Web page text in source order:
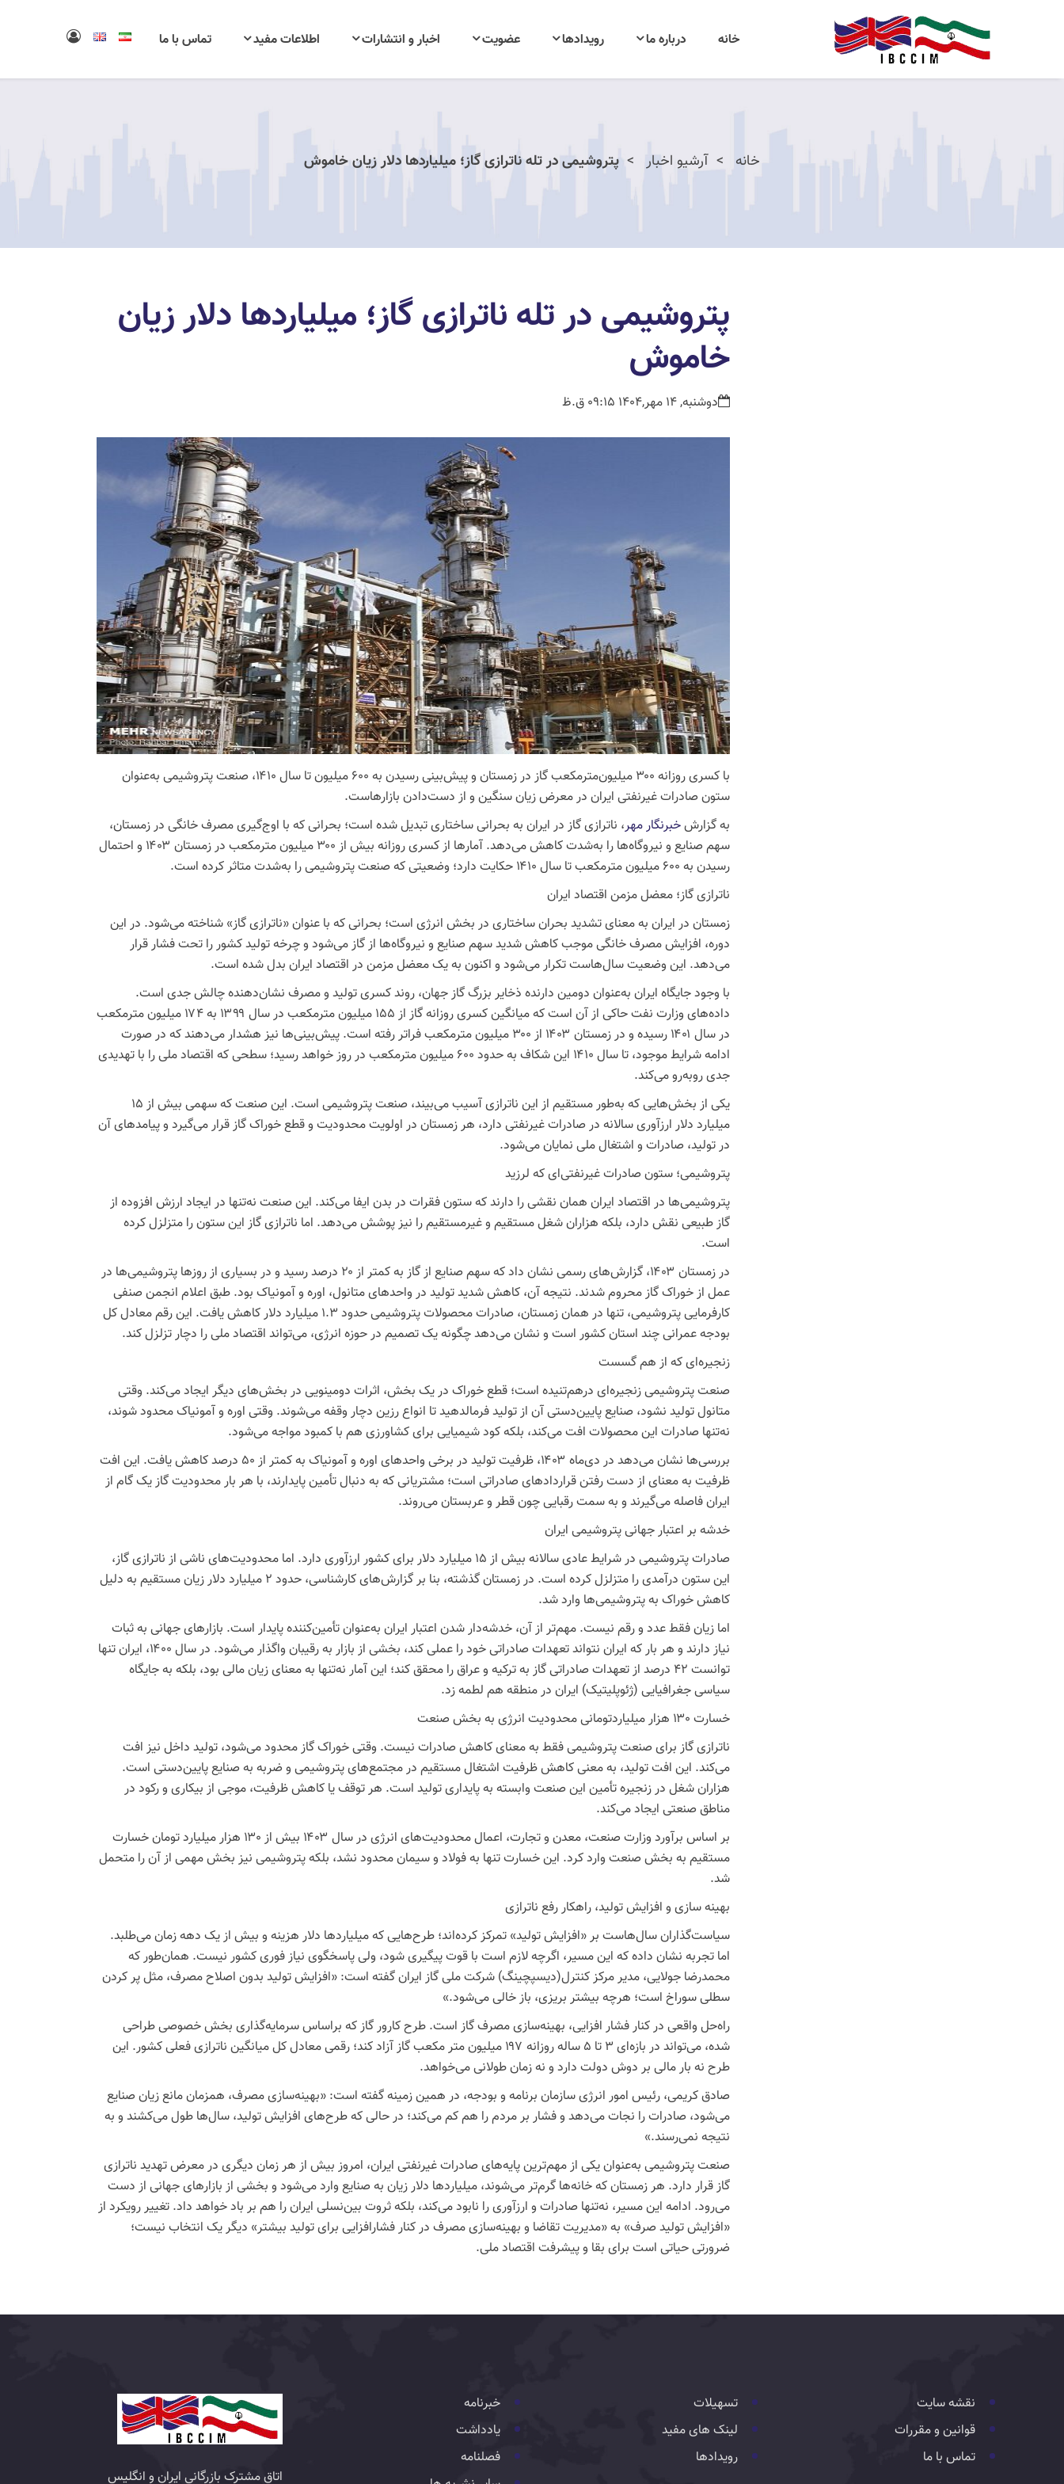
خانه درباره ما رویدادها عضویت اخبار و انتشارات اطلاعات مفید تماس با ما
خانه آرشیو اخبار پتروشیمی در تله ناترازی گاز؛ میلیاردها دلار زیان خاموش
پتروشیمی در تله ناترازی گاز؛ میلیاردها دلار زیان
خاموش
دوشنبه, 14 مهر,1404 09:15 ق.ظ
با کسری روزانه ۳۰۰ میلیون‌مترمکعب گاز در زمستان و پیش‌بینی رسیدن به ۶۰۰ میلیون تا سال ۱۴۱۰، صنعت پتروشیمی به‌عنوان
ستون صادرات غیرنفتی ایران در معرض زیان سنگین و از دست‌دادن بازارهاست.
به گزارشخبرنگار مهر، ناترازی گاز در ایران به بحرانی ساختاری تبدیل شده است؛ بحرانی که با اوج‌گیری مصرف خانگی در زمستان،
سهم صنایع و نیروگاه‌ها را به‌شدت کاهش می‌دهد. آمارها از کسری روزانه بیش از ۳۰۰ میلیون مترمکعب در زمستان ۱۴۰۳ و احتمال
رسیدن به ۶۰۰ میلیون مترمکعب تا سال ۱۴۱۰ حکایت دارد؛ وضعیتی که صنعت پتروشیمی را به‌شدت متاثر کرده است.
ناترازی گاز؛ معضل مزمن اقتصاد ایران
زمستان در ایران به معنای تشدید بحران ساختاری در بخش انرژی است؛ بحرانی که با عنوان «ناترازی گاز» شناخته می‌شود. در این
دوره، افزایش مصرف خانگی موجب کاهش شدید سهم صنایع و نیروگاه‌ها از گاز می‌شود و چرخه تولید کشور را تحت فشار قرار
می‌دهد. این وضعیت سال‌هاست تکرار می‌شود و اکنون به یک معضل مزمن در اقتصاد ایران بدل شده است.
با وجود جایگاه ایران به‌عنوان دومین دارنده ذخایر بزرگ گاز جهان، روند کسری تولید و مصرف نشان‌دهنده چالش جدی است.
داده‌های وزارت نفت حاکی از آن است که میانگین کسری روزانه گاز از ۱۵۵ میلیون مترمکعب در سال ۱۳۹۹ به ۱۷۴ میلیون مترمکعب
در سال ۱۴۰۱ رسیده و در زمستان ۱۴۰۳ از ۳۰۰ میلیون مترمکعب فراتر رفته است. پیش‌بینی‌ها نیز هشدار می‌دهند که در صورت
ادامه شرایط موجود، تا سال ۱۴۱۰ این شکاف به حدود ۶۰۰ میلیون مترمکعب در روز خواهد رسید؛ سطحی که اقتصاد ملی را با تهدیدی
جدی روبه‌رو می‌کند.
یکی از بخش‌هایی که به‌طور مستقیم از این ناترازی آسیب می‌بیند، صنعت پتروشیمی است. این صنعت که سهمی بیش از ۱۵
میلیارد دلار ارزآوری سالانه در صادرات غیرنفتی دارد، هر زمستان در اولویت محدودیت و قطع خوراک گاز قرار می‌گیرد و پیامدهای آن
در تولید، صادرات و اشتغال ملی نمایان می‌شود.
پتروشیمی؛ ستون صادرات غیرنفتی‌ای که لرزید
پتروشیمی‌ها در اقتصاد ایران همان نقشی را دارند که ستون فقرات در بدن ایفا می‌کند. این صنعت نه‌تنها در ایجاد ارزش افزوده از
گاز طبیعی نقش دارد، بلکه هزاران شغل مستقیم و غیرمستقیم را نیز پوشش می‌دهد. اما ناترازی گاز این ستون را متزلزل کرده
است.
در زمستان ۱۴۰۳، گزارش‌های رسمی نشان داد که سهم صنایع از گاز به کمتر از ۲۰ درصد رسید و در بسیاری از روزها پتروشیمی‌ها در
عمل از خوراک گاز محروم شدند. نتیجه آن، کاهش شدید تولید در واحدهای متانول، اوره و آمونیاک بود. طبق اعلام انجمن صنفی
کارفرمایی پتروشیمی، تنها در همان زمستان، صادرات محصولات پتروشیمی حدود ۱.۳ میلیارد دلار کاهش یافت. این رقم معادل کل
بودجه عمرانی چند استان کشور است و نشان می‌دهد چگونه یک تصمیم در حوزه انرژی، می‌تواند اقتصاد ملی را دچار تزلزل کند.
زنجیره‌ای که از هم گسست
صنعت پتروشیمی زنجیره‌ای درهم‌تنیده است؛ قطع خوراک در یک بخش، اثرات دومینویی در بخش‌های دیگر ایجاد می‌کند. وقتی
متانول تولید نشود، صنایع پایین‌دستی آن از تولید فرمالدهید تا انواع رزین دچار وقفه می‌شوند. وقتی اوره و آمونیاک محدود شوند،
نه‌تنها صادرات این محصولات افت می‌کند، بلکه کود شیمیایی برای کشاورزی هم با کمبود مواجه می‌شود.
بررسی‌ها نشان می‌دهد در دی‌ماه ۱۴۰۳، ظرفیت تولید در برخی واحدهای اوره و آمونیاک به کمتر از ۵۰ درصد کاهش یافت. این افت
ظرفیت به معنای از دست رفتن قراردادهای صادراتی است؛ مشتریانی که به دنبال تأمین پایدارند، با هر بار محدودیت گاز یک گام از
ایران فاصله می‌گیرند و به سمت رقبایی چون قطر و عربستان می‌روند.
خدشه بر اعتبار جهانی پتروشیمی ایران
صادرات پتروشیمی در شرایط عادی سالانه بیش از ۱۵ میلیارد دلار برای کشور ارزآوری دارد. اما محدودیت‌های ناشی از ناترازی گاز،
این ستون درآمدی را متزلزل کرده است. در زمستان گذشته، بنا بر گزارش‌های کارشناسی، حدود ۲ میلیارد دلار زیان مستقیم به دلیل
کاهش خوراک به پتروشیمی‌ها وارد شد.
اما زیان فقط عدد و رقم نیست. مهم‌تر از آن، خدشه‌دار شدن اعتبار ایران به‌عنوان تأمین‌کننده پایدار است. بازارهای جهانی به ثبات
نیاز دارند و هر بار که ایران نتواند تعهدات صادراتی خود را عملی کند، بخشی از بازار به رقیبان واگذار می‌شود. در سال ۱۴۰۰، ایران تنها
توانست ۴۲ درصد از تعهدات صادراتی گاز به ترکیه و عراق را محقق کند؛ این آمار نه‌تنها به معنای زیان مالی بود، بلکه به جایگاه
سیاسی جغرافیایی (ژئوپلیتیک) ایران در منطقه هم لطمه زد.
خسارت‌ ۱۳۰ هزار میلیاردتومانی محدودیت انرژی به بخش صنعت
ناترازی گاز برای صنعت پتروشیمی فقط به معنای کاهش صادرات نیست. وقتی خوراک گاز محدود می‌شود، تولید داخل نیز افت
می‌کند. این افت تولید، به معنی کاهش ظرفیت اشتغال مستقیم در مجتمع‌های پتروشیمی و ضربه به صنایع پایین‌دستی است.
هزاران شغل در زنجیره تأمین این صنعت وابسته به پایداری تولید است. هر توقف یا کاهش ظرفیت، موجی از بیکاری و رکود در
مناطق صنعتی ایجاد می‌کند.
بر اساس برآورد وزارت صنعت، معدن و تجارت، اعمال محدودیت‌های انرژی در سال ۱۴۰۳ بیش از ۱۳۰ هزار میلیارد تومان خسارت
مستقیم به بخش صنعت وارد کرد. این خسارت تنها به فولاد و سیمان محدود نشد، بلکه پتروشیمی نیز بخش مهمی از آن را متحمل
شد.
بهینه سازی و افزایش تولید، راهکار رفع ناترازی
سیاست‌گذاران سال‌هاست بر «افزایش تولید» تمرکز کرده‌اند؛ طرح‌هایی که میلیاردها دلار هزینه و بیش از یک دهه زمان می‌طلبد.
اما تجربه نشان داده که این مسیر، اگرچه لازم است با قوت پیگیری شود، ولی پاسخگوی نیاز فوری کشور نیست. همان‌طور که
محمدرضا جولایی، مدیر مرکز کنترل(دیسپچینگ) شرکت ملی گاز ایران گفته است: «افزایش تولید بدون اصلاح مصرف، مثل پر کردن
سطلی سوراخ است؛ هرچه بیشتر بریزی، باز خالی می‌شود.»
راه‌حل واقعی در کنار فشار افزایی، بهینه‌سازی مصرف گاز است. طرح کارور گاز که براساس سرمایه‌گذاری بخش خصوصی طراحی
شده، می‌تواند در بازه‌ای ۳ تا ۵ ساله روزانه ۱۹۷ میلیون متر مکعب گاز آزاد کند؛ رقمی معادل کل میانگین ناترازی فعلی کشور. این
طرح نه بار مالی بر دوش دولت دارد و نه زمان طولانی می‌خواهد.
صادق کریمی، رئیس امور انرژی سازمان برنامه و بودجه، در همین زمینه گفته است: «بهینه‌سازی مصرف، همزمان مانع زیان صنایع
می‌شود، صادرات را نجات می‌دهد و فشار بر مردم را هم کم می‌کند؛ در حالی که طرح‌های افزایش تولید، سال‌ها طول می‌کشند و به
نتیجه نمی‌رسند.»
صنعت پتروشیمی به‌عنوان یکی از مهم‌ترین پایه‌های صادرات غیرنفتی ایران، امروز بیش از هر زمان دیگری در معرض تهدید ناترازی
گاز قرار دارد. هر زمستان که خانه‌ها گرم‌تر می‌شوند، میلیاردها دلار زیان به صنایع وارد می‌شود و بخشی از بازارهای جهانی از دست
می‌رود. ادامه این مسیر، نه‌تنها صادرات و ارزآوری را نابود می‌کند، بلکه ثروت بین‌نسلی ایران را هم بر باد خواهد داد. تغییر رویکرد از
«افزایش تولید صرف» به «مدیریت تقاضا و بهینه‌سازی مصرف در کنار فشارافزایی برای تولید بیشتر» دیگر یک انتخاب نیست؛
ضرورتی حیاتی است برای بقا و پیشرفت اقتصاد ملی.
نقشه سایت
قوانین و مقررات
تماس با ما
تسهیلات
لینک های مفید
رویدادها
خبرنامه
یادداشت
فصلنامه
اتاق مشترک بازرگانی ایران و انگلیس